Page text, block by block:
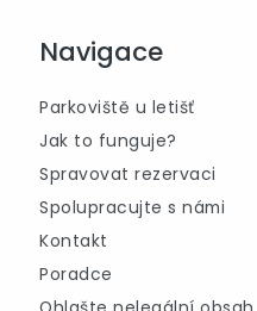
Navigace
Parkoviště u letišť
Jak to funguje?
Spravovat rezervaci
Spolupracujte s námi
Kontakt
Poradce